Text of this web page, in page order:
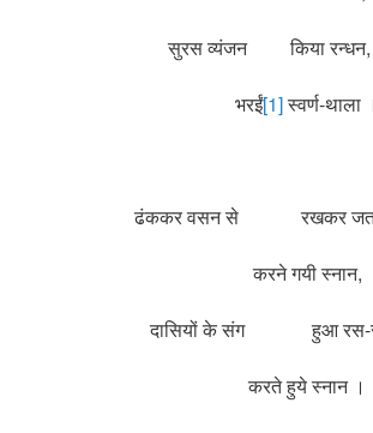
सुरस व्यंजन किया रन्धन,
भरईं[1]स्वर्ण-थाला ।
ढंककर वसन से रखकर
करने गयी स्नान,
दासियों के संग हुआ रस-
करते हुये स्नान ।